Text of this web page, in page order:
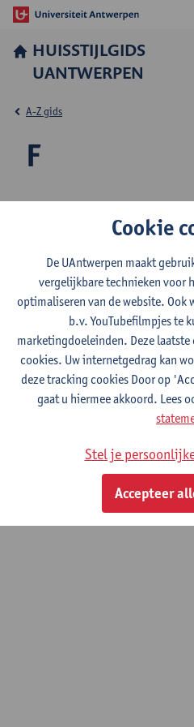
HUISSTIJLGIDS
UANTWERPEN
F
A-Z gids
Facts and figures
Fotografie
Cookiebeleid
Cookie
De UAntwerpen maakt
vergelijkbare technieken voor
optimaliseren van de website. Ook
b.v. YouTubefilmpjes te
marketingdoeleinden. Deze
cookies. Uw internetgedrag kan
deze tracking cookies Door op
gaat u hiermee akkoord. Lees
Stel je
Accepteer